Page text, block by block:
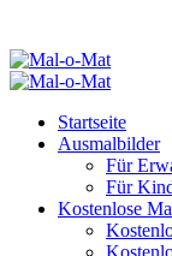
Startseite
Ausmalbilder
Für
Für
Kostenlose